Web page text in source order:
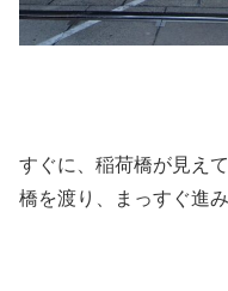
すぐに、稲荷橋が見えて
橋を渡り、まっすぐ進み